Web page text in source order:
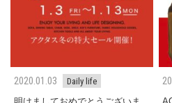
2020.01.03
Daily life